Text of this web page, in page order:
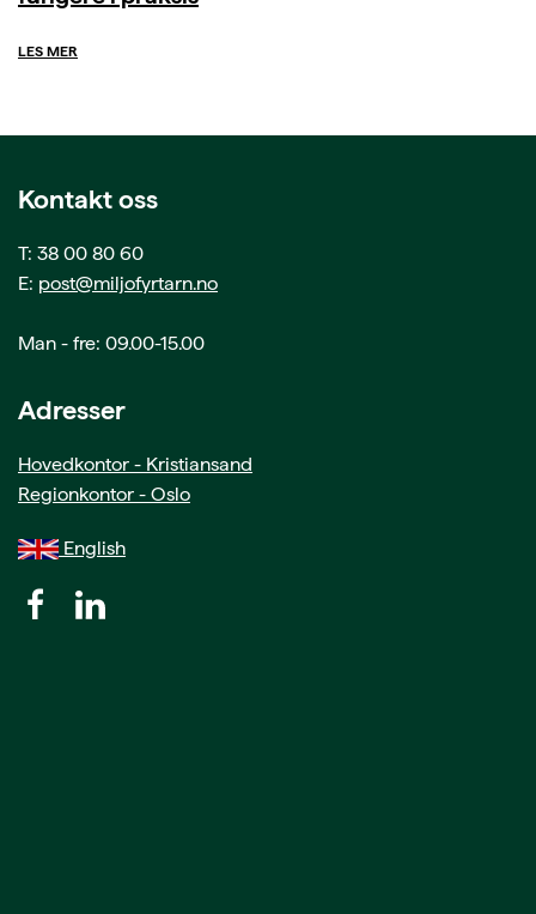
LES MER
Kontakt oss
T: 38 00 80 60
E: post@miljofyrtarn.no
Man - fre: 09.00-15.00
Adresser
Hovedkontor - Kristiansand
Regionkontor - Oslo
English